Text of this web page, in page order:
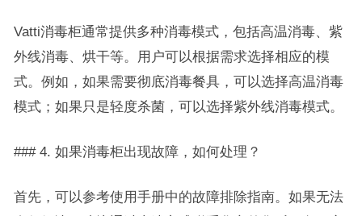
Vatti消毒柜通常提供多种消毒模式，包括高温消毒、紫
外线消毒、烘干等。用户可以根据需求选择相应的模
式。例如，如果需要彻底消毒餐具，可以选择高温消毒
模式；如果只是轻度杀菌，可以选择紫外线消毒模式。
### 4. 如果消毒柜出现故障，如何处理？
首先，可以参考使用手册中的故障排除指南。如果无法